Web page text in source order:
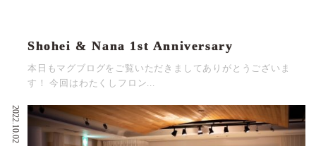
Shohei & Nana 1st Anniversary
本日もマグブログをご覧いただきましてありがとうございま
す！ 今回はわたくしフロン...
2022.10.02